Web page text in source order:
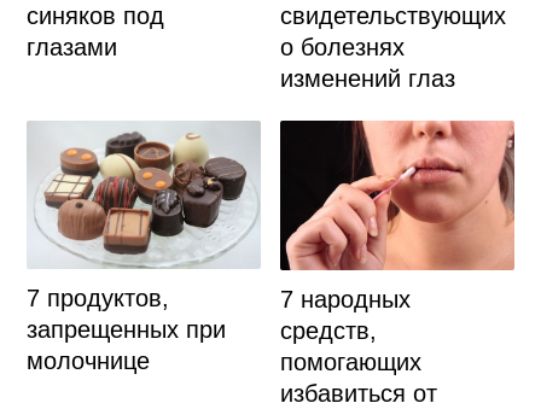
синяков под
глазами
свидетельствующих
о болезнях
изменений глаз
7 продуктов,
запрещенных при
молочнице
7 народных
средств,
помогающих
избавиться от